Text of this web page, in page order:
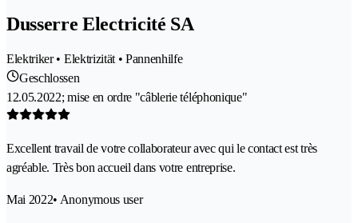
Dusserre Electricité SA
Elektriker • Elektrizität • Pannenhilfe
Geschlossen
12.05.2022; mise en ordre "câblerie téléphonique"
Excellent travail de votre collaborateur avec qui le contact est très
agréable. Très bon accueil dans votre entreprise.
Mai 2022• Anonymous user